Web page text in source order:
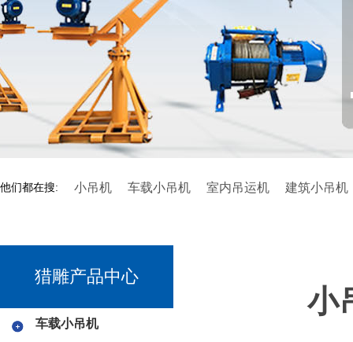
他们都在搜: 小吊机 车载小吊机 室内吊运机 建筑小吊机
猎雕产品中心
车载小吊机
小